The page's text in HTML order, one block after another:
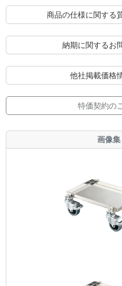
商品の仕様に関する
納期に関するお
他社掲載価格
特価契約の
画像集